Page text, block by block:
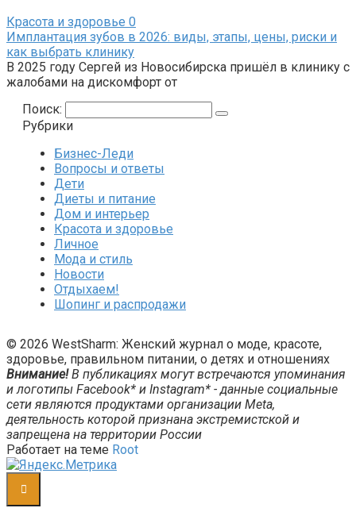
Красота и здоровье 0
Имплантация зубов в 2026: виды, этапы, цены, риски и
как выбрать клинику
В 2025 году Сергей из Новосибирска пришёл в клинику с
жалобами на дискомфорт от
Поиск:
Рубрики
Бизнес-Леди
Вопросы и ответы
Дети
Диеты и питание
Дом и интерьер
Красота и здоровье
Личное
Мода и стиль
Новости
Отдыхаем!
Шопинг и распродажи
© 2026 WestSharm: Женский журнал о моде, красоте,
здоровье, правильном питании, о детях и отношениях
Внимание!В публикациях могут встречаются упоминания
и логотипы Facebook* и Instagram* - данные социальные
сети являются продуктами организации Meta,
деятельность которой признана экстремистской и
запрещена на территории России
Работает на теме Root